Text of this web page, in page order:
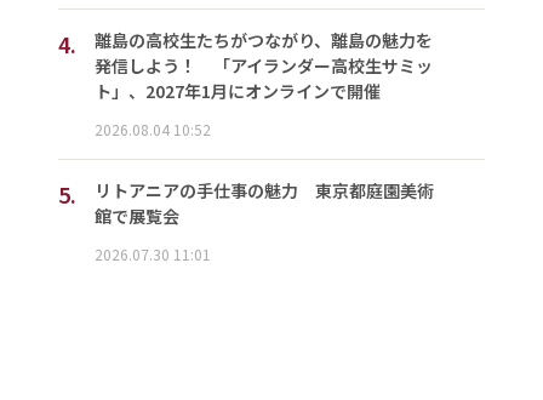
4.
離島の高校生たちがつながり、離島の魅力を
発信しよう！ 「アイランダー高校生サミッ
ト」、2027年1月にオンラインで開催
2026.08.04 10:52
5.
リトアニアの手仕事の魅力 東京都庭園美術
館で展覧会
2026.07.30 11:01